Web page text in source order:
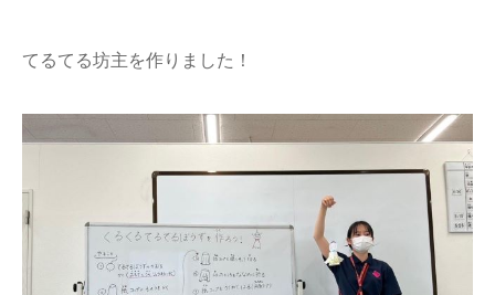
てるてる坊主を作りました！